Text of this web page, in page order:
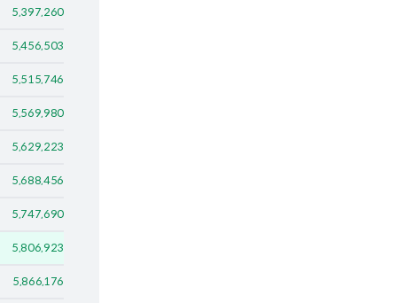
5,397,260
5,456,503
5,515,746
5,569,980
5,629,223
5,688,456
5,747,690
5,806,923
5,866,176